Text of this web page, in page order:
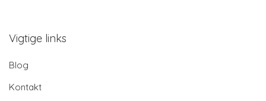
Vigtige links
Blog
Kontakt